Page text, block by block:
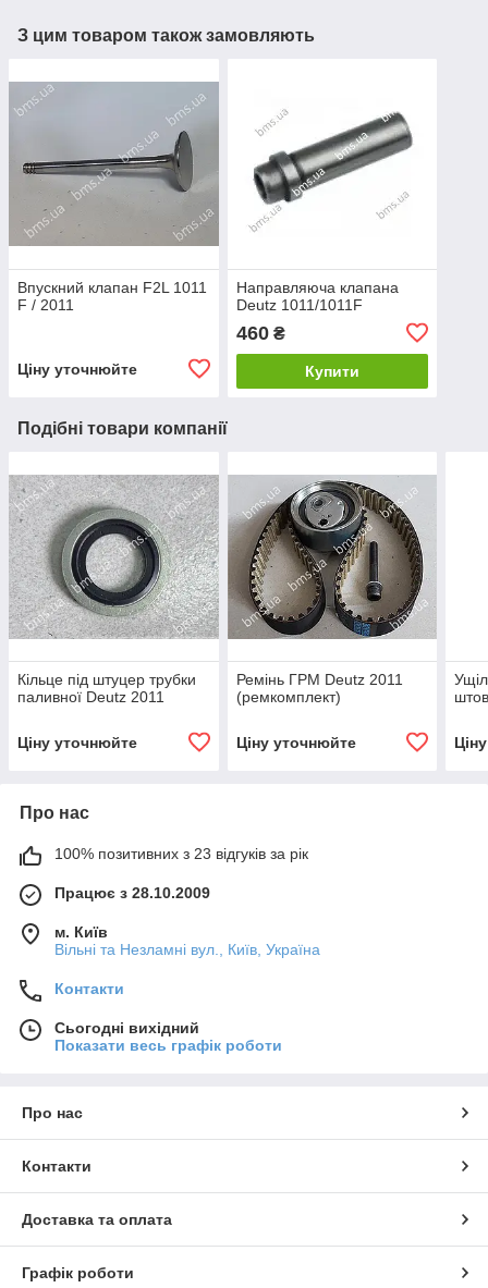
З цим товаром також замовляють
Впускний клапан F2L 1011
F / 2011
Ціну уточнюйте
Направляюча клапана
Deutz 1011/1011F
460₴
Купити
Подібні товари компанії
Кільце під штуцер трубки
паливної Deutz 2011
Ціну уточнюйте
Ремінь ГРМ Deutz 2011
(ремкомплект)
Ціну уточнюйте
Про нас
100% позитивних з 23 відгуків за рік
Працює з 28.10.2009
м. Київ
Вільні та Незламні вул., Київ, Україна
Контакти
Сьогодні вихідний
Показати весь графік роботи
Про нас
Контакти
Доставка та оплата
Графік роботи